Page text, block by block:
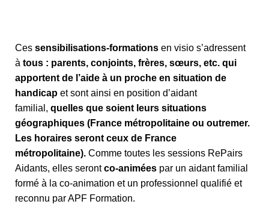
Ces sensibilisations-formations en visio s’adressent
à tous : parents, conjoints, frères, sœurs, etc. qui
apportent de l’aide à un proche en situation de
handicap et sont ainsi en position d’aidant
familial, quelles que soient leurs situations
géographiques (France métropolitaine ou outremer.
Les horaires seront ceux de France
métropolitaine). Comme toutes les sessions RePairs
Aidants, elles serontco-animées par un aidant familial
formé à la co-animation et un professionnel qualifié et
reconnu par APF Formation.